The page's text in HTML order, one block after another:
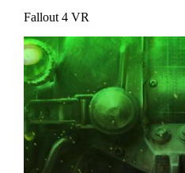
Fallout 4 VR